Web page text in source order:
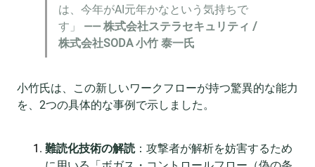
は、今年がAI元年かなという気持ちで
す」 —— 株式会社ステラセキュリティ /
株式会社SODA 小竹 泰一氏
小竹氏は、この新しいワークフローが持つ驚異的な能力
を、2つの具体的な事例で示しました。
難読化技術の解読：攻撃者が解析を妨害するため